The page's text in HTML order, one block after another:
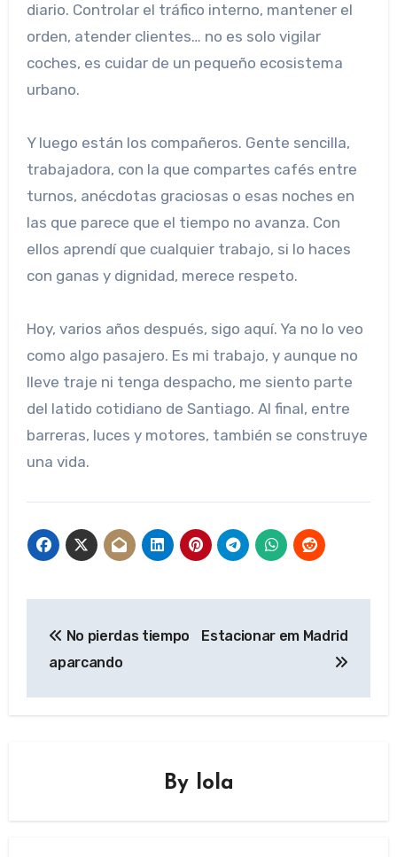
diario. Controlar el tráfico interno, mantener el
orden, atender clientes… no es solo vigilar
coches, es cuidar de un pequeño ecosistema
urbano.
Y luego están los compañeros. Gente sencilla,
trabajadora, con la que compartes cafés entre
turnos, anécdotas graciosas o esas noches en
las que parece que el tiempo no avanza. Con
ellos aprendí que cualquier trabajo, si lo haces
con ganas y dignidad, merece respeto.
Hoy, varios años después, sigo aquí. Ya no lo veo
como algo pasajero. Es mi trabajo, y aunque no
lleve traje ni tenga despacho, me siento parte
del latido cotidiano de Santiago. Al final, entre
barreras, luces y motores, también se construye
una vida.
navigation
No pierdas tiempo
aparcando
Estacionar em Madrid
By lola